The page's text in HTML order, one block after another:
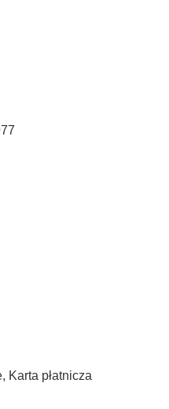
Karta płatnicza